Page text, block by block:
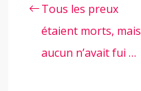
Tous les preux
étaient morts, mais
aucun n’avait fui …